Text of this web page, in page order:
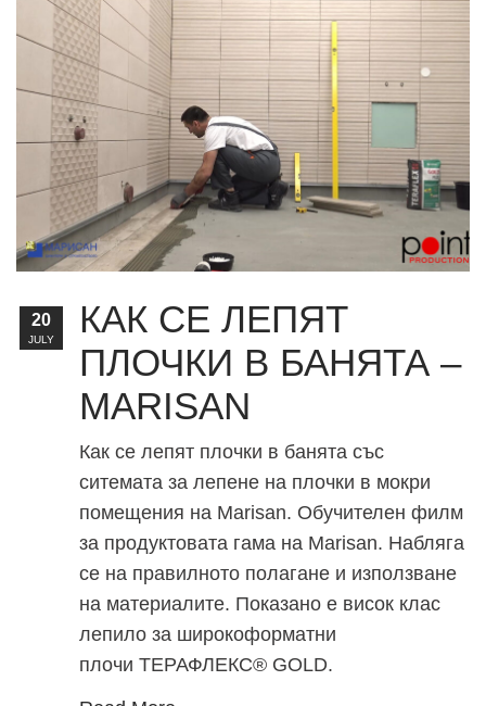
КАК СЕ ЛЕПЯТ
ПЛОЧКИ В БАНЯТА –
MARISAN
Как се лепят плочки в банята със
ситемата за лепене на плочки в мокри
помещения на Marisan. Обучителен филм
за продуктовата гама на Marisan. Набляга
се на правилното полагане и използване
на материалите. Показано е висок клас
лепило за широкоформатни
плочи ТЕРАФЛЕКС® GOLD.
20
JULY